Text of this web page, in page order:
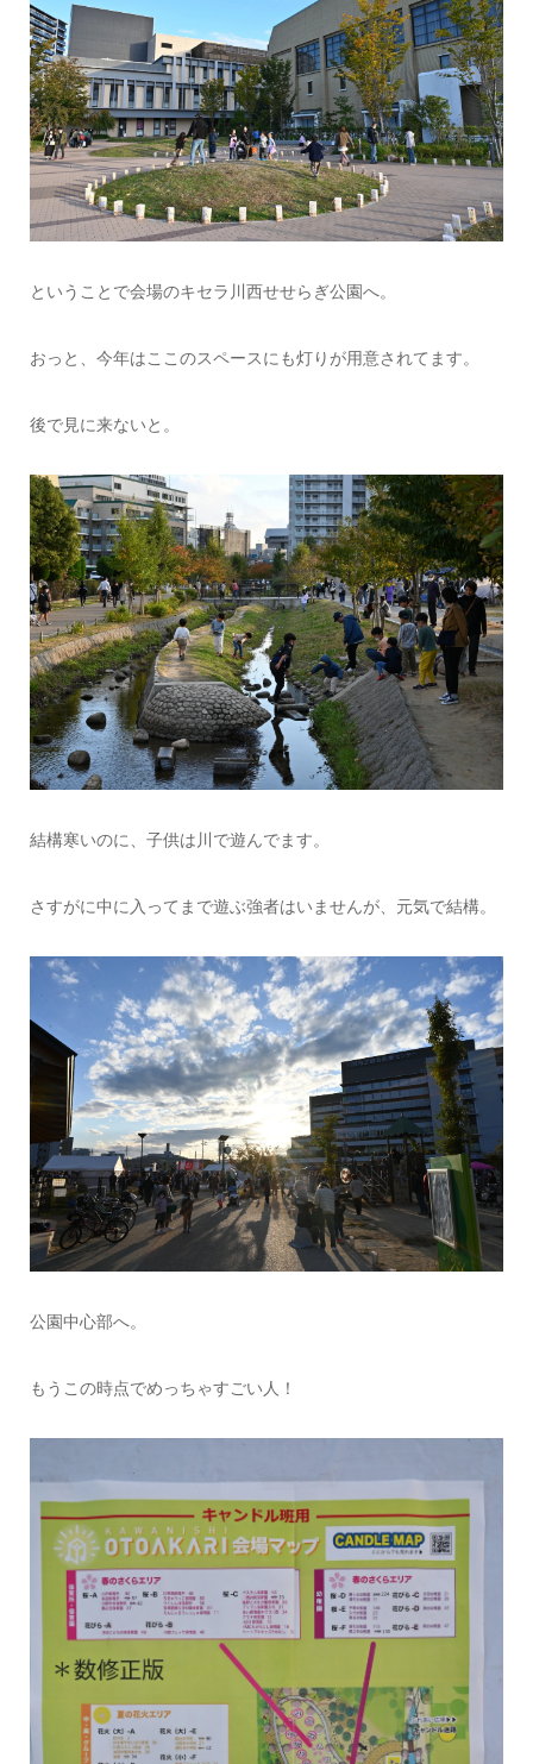
ということで会場のキセラ川西せせらぎ公園へ。
おっと、今年はここのスペースにも灯りが用意されてます。
後で見に来ないと。
結構寒いのに、子供は川で遊んでます。
さすがに中に入ってまで遊ぶ強者はいませんが、元気で結構。
公園中心部へ。
もうこの時点でめっちゃすごい人！